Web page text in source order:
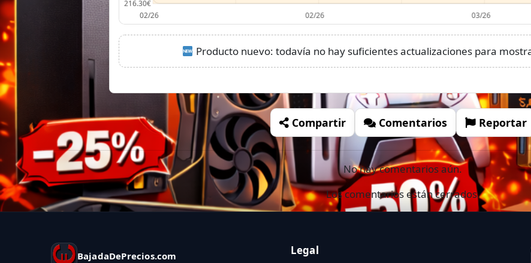
Producto nuevo: todavía no hay suficientes actualizaciones para
Compartir Comentarios Reportar
No hay comentarios aún.
Los comentarios están cerrados.
BajadaDePrecios.com
Legal